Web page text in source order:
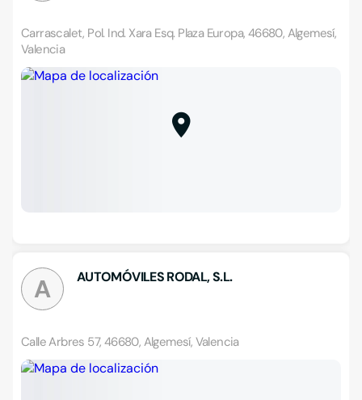
Carrascalet, Pol. Ind. Xara Esq. Plaza Europa, 46680, Algemesí,
Valencia
A AUTOMÓVILES RODAL, S.L.
Calle Arbres 57, 46680, Algemesí, Valencia